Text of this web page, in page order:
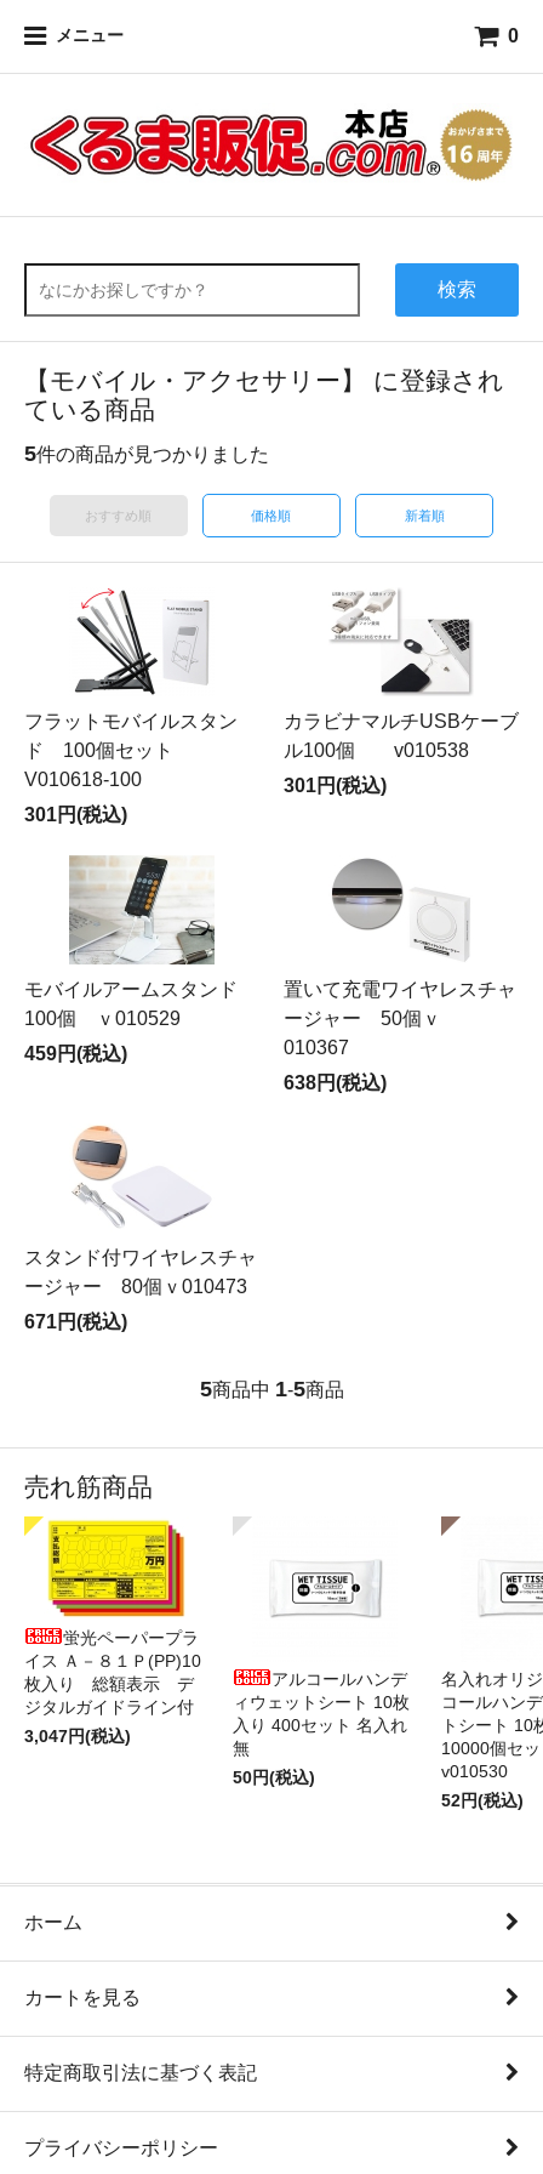
メニュー 0
検索
【モバイル・アクセサリー】 に登録され
ている商品
5件の商品が見つかりました
おすすめ順 価格順 新着順
フラットモバイルスタン
ド 100個セット
V010618-100
301円(税込)
カラビナマルチUSBケーブ
ル100個 v010538
301円(税込)
モバイルアームスタンド
100個 ｖ010529
459円(税込)
置いて充電ワイヤレスチャ
ージャー 50個ｖ
010367
638円(税込)
スタンド付ワイヤレスチャ
ージャー 80個ｖ010473
671円(税込)
5商品中 1-5商品
売れ筋商品
蛍光ペーパープラ
イス Ａ－８１Ｐ(PP)10
枚入り 総額表示 デ
ジタルガイドライン付
3,047円(税込)
アルコールハンデ
ィウェットシート 10枚
入り 400セット 名入れ
無
50円(税込)
名入れオリ
コールハン
トシート 10
10000個セ
v010530
52円(税込)
ホーム
カートを見る
特定商取引法に基づく表記
プライバシーポリシー